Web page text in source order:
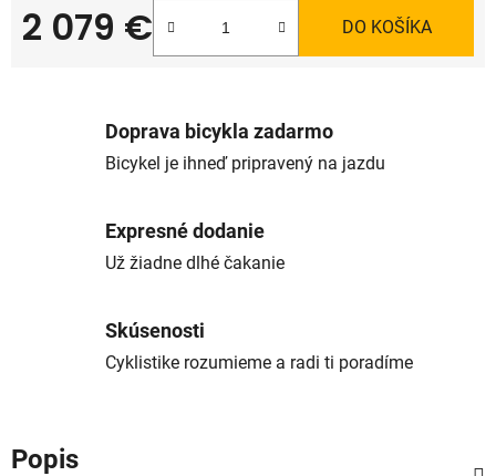
2 079 €
Jednotková cena:
DO KOŠÍKA
Doprava bicykla zadarmo
Bicykel je ihneď pripravený na jazdu
Expresné dodanie
Už žiadne dlhé čakanie
Skúsenosti
Cyklistike rozumieme a radi ti poradíme
Popis